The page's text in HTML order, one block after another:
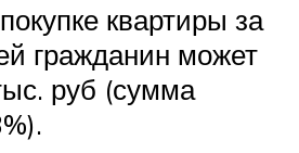
квартиры за
гражданин может
руб (сумма